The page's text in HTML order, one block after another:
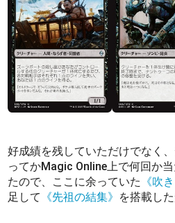
好成績を残していただけでなく
ってかMagic Online上で何回か
たので、ここに余っていた 《吹
足して 《先祖の結集》 を搭載し